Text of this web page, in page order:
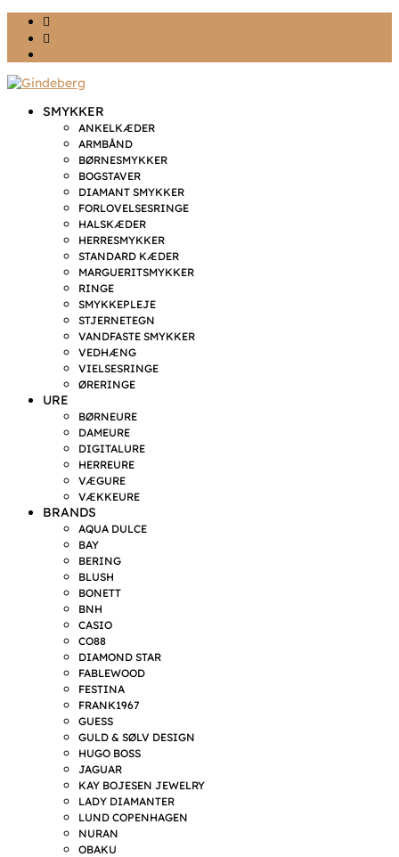
SMYKKER
ANKELKÆDER
ARMBÅND
BØRNESMYKKER
BOGSTAVER
DIAMANT SMYKKER
FORLOVELSESRINGE
HALSKÆDER
HERRESMYKKER
STANDARD KÆDER
MARGUERITSMYKKER
RINGE
SMYKKEPLEJE
STJERNETEGN
VANDFASTE SMYKKER
VEDHÆNG
VIELSESRINGE
ØRERINGE
URE
BØRNEURE
DAMEURE
DIGITALURE
HERREURE
VÆGURE
VÆKKEURE
BRANDS
AQUA DULCE
BAY
BERING
BLUSH
BONETT
BNH
CASIO
CO88
DIAMOND STAR
FABLEWOOD
FESTINA
FRANK1967
GUESS
GULD & SØLV DESIGN
HUGO BOSS
JAGUAR
KAY BOJESEN JEWELRY
LADY DIAMANTER
LUND COPENHAGEN
NURAN
OBAKU